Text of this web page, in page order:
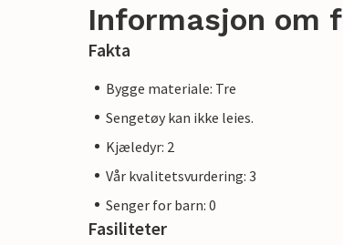
Informasjon om
Fakta
Bygge materiale: Tre
Sengetøy kan ikke leies.
Kjæledyr: 2
Vår kvalitetsvurdering: 3
Senger for barn: 0
Fasiliteter